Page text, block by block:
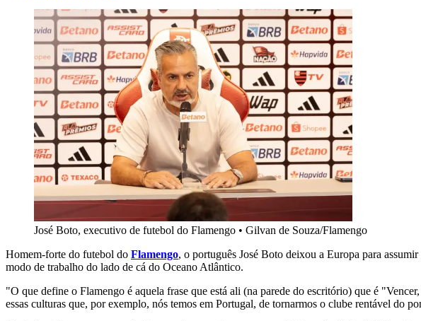
José Boto, executivo de futebol do Flamengo • Gilvan de Souza/Flamengo
Homem-forte do futebol do Flamengo, o português José Boto deixou a Europa para
modo de trabalho do lado de cá do Oceano Atlântico.
"O que define o Flamengo é aquela frase que está ali (na parede do escritório) que é
essas culturas que, por exemplo, nós temos em Portugal, de tornarmos o clube rentável do